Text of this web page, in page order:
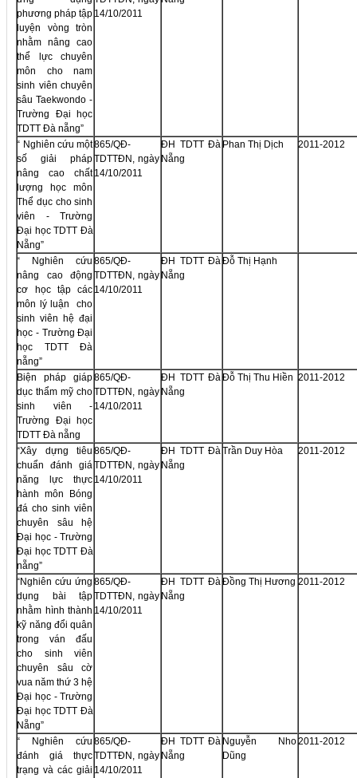
phương pháp tập
luyện vòng tròn
nhằm nâng cao
thể lực chuyên
môn cho nam
sinh viên chuyên
sâu Taekwondo -
Trường Đại học
TDTT Đà nẵng”
14/10/2011
“ Nghiên cứu một
số giải pháp
nâng cao chất
lượng học môn
Thể dục cho sinh
viên - Trường
Đại học TDTT Đà
Nẵng”
865/QĐ-
TDTTĐN, ngày
14/10/2011
ĐH TDTT Đà
Nẵng
Phan Thị Dịch 2011-2012
“ Nghiên cứu
nâng cao động
cơ học tập các
môn lý luận cho
sinh viên hệ đại
học - Trường Đại
học TDTT Đà
nẵng”
865/QĐ-
TDTTĐN, ngày
14/10/2011
ĐH TDTT Đà
Nẵng
Đỗ Thị Hạnh
Biện pháp giáp
dục thẩm mỹ cho
sinh viên -
Trường Đại học
TDTT Đà nẵng
865/QĐ-
TDTTĐN, ngày
14/10/2011
ĐH TDTT Đà
Nẵng
Đỗ Thị Thu Hiền 2011-2012
“Xây dựng tiêu
chuẩn đánh giá
năng lực thực
hành môn Bóng
đá cho sinh viên
chuyên sâu hệ
Đại học - Trường
Đại học TDTT Đà
nẵng”
865/QĐ-
TDTTĐN, ngày
14/10/2011
ĐH TDTT Đà
Nẵng
Trần Duy Hòa 2011-2012
“Nghiên cứu ứng
dụng bài tập
nhằm hình thành
kỹ năng đổi quân
trong ván đấu
cho sinh viên
chuyên sâu cờ
vua năm thứ 3 hệ
Đại học - Trường
Đại học TDTT Đà
Nẵng”
865/QĐ-
TDTTĐN, ngày
14/10/2011
ĐH TDTT Đà
Nẵng
Đồng Thị Hương 2011-2012
“ Nghiên cứu
đánh giá thực
trạng và các giải
865/QĐ-
TDTTĐN, ngày
14/10/2011
ĐH TDTT Đà
Nẵng
Nguyễn Nho
Dũng
2011-2012